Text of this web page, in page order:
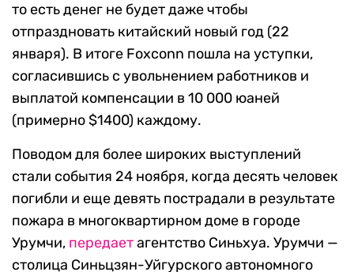
то есть денег не будет даже чтобы
отпраздновать китайский новый год (22
января). В итоге Foxconn пошла на уступки,
согласившись с увольнением работников и
выплатой компенсации в 10 000 юаней
(примерно $1400) каждому.
Поводом для более широких выступлений
стали события 24 ноября, когда десять человек
погибли и еще девять пострадали в результате
пожара в многоквартирном доме в городе
Урумчи, передаетагентство Синьхуа. Урумчи —
столица Синьцзян-Уйгурского автономного